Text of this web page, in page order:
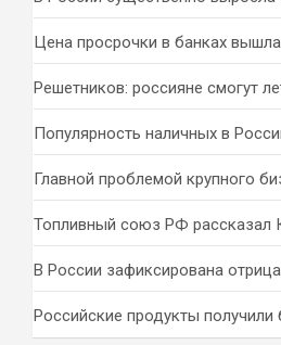
Цена просрочки в банках
Решетников: россияне смогут
Популярность наличных в
Главной проблемой крупного
Топливный союз РФ рассказал
В России зафиксирована
Российские продукты